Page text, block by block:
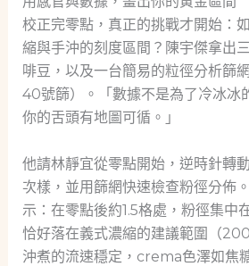
校正完零點，真正的挑戰才開始：
縮與手沖的刻度區間？陳宇傑拿出
啡豆，以及一台簡易的粒徑分析篩
40號篩）。「數據不是為了冷冰冰
你的舌頭有地圖可循。」
他請林靜宜從零點開始，逆時針轉
次樣，並用篩網快速檢查粉徑分佈
示：在零點後約1.5格處，粉徑集中
恰好落在義式濃縮的建議範圍（
沖煮的流速穩定，crema色澤如焦